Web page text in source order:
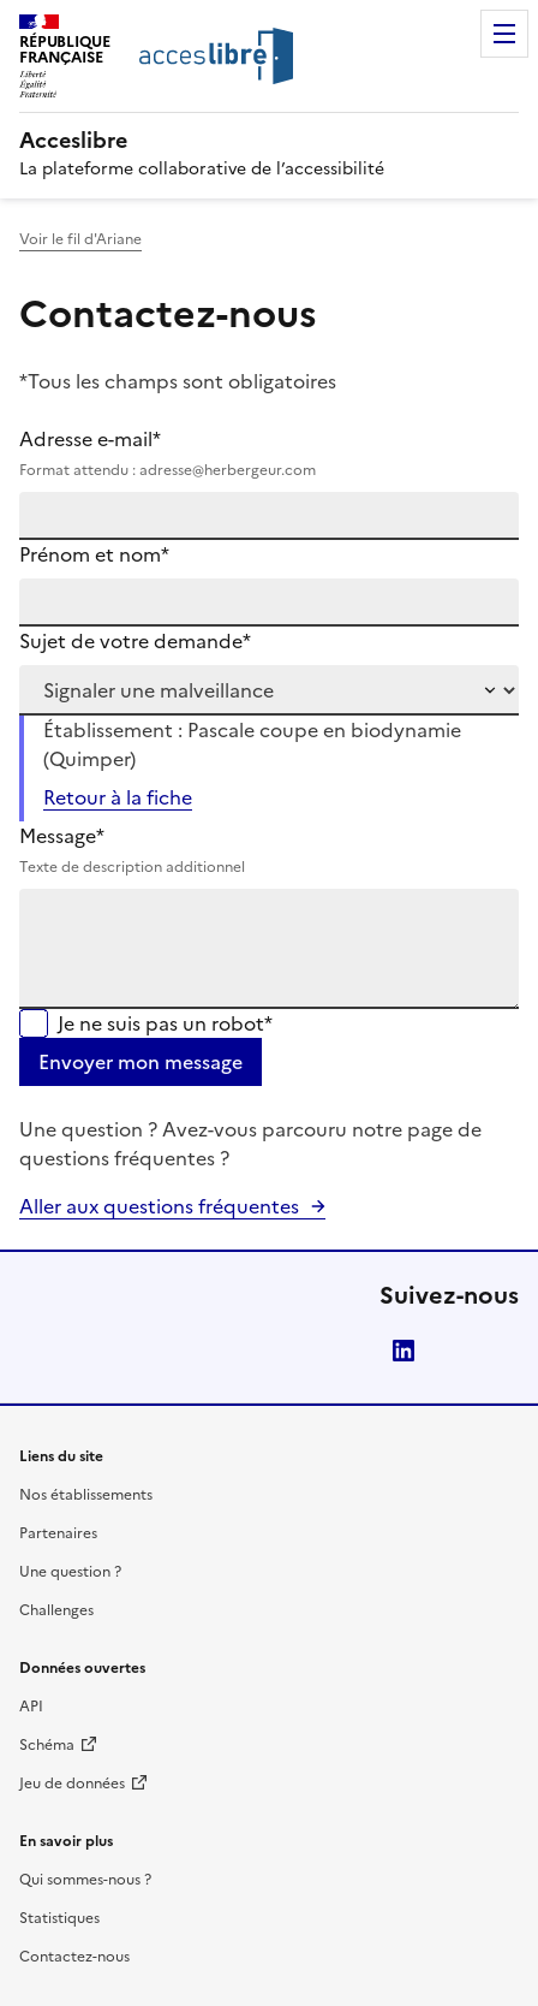
RÉPUBLIQUE
FRANÇAISE
Acceslibre
La plateforme collaborative de l’accessibilité
Voir le fil d'Ariane
Contactez-nous
*Tous les champs sont obligatoires
Adresse e-mail*
Format attendu : adresse@herbergeur.com
Prénom et nom*
Sujet de votre demande*
Établissement : Pascale coupe en biodynamie
(Quimper)
Retour à la fiche
Message*
Texte de description additionnel
Je ne suis pas un robot*
Envoyer mon message
Une question ? Avez-vous parcouru notre page de
questions fréquentes ?
Aller aux questions fréquentes
Suivez-nous
Liens du site
Nos établissements
Partenaires
Une question ?
Challenges
Données ouvertes
API
Schéma
Jeu de données
En savoir plus
Qui sommes-nous ?
Statistiques
Contactez-nous